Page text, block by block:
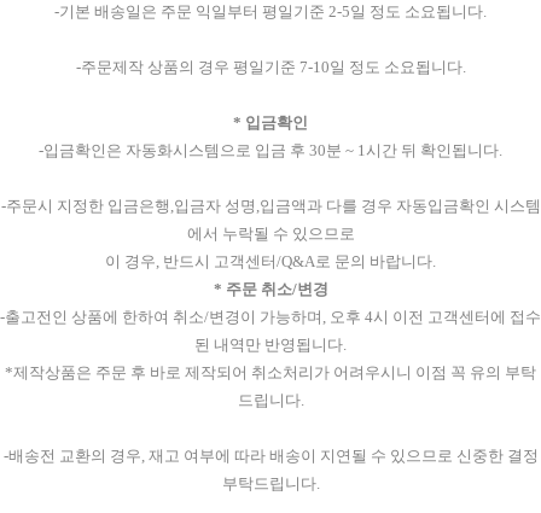
-기본 배송일은 주문 익일부터 평일기준 2-5일 정도 소요됩니다.
-주문제작 상품의 경우 평일기준 7-10일 정도 소요됩니다.
* 입금확인
-입금확인은 자동화시스템으로 입금 후 30분 ~ 1시간 뒤 확인됩니다.
-주문시 지정한 입금은행,입금자 성명,입금액과 다를 경우 자동입금확인 시스템
에서 누락될 수 있으므로
이 경우, 반드시 고객센터/Q&A로 문의 바랍니다.
* 주문 취소/변경
-출고전인 상품에 한하여 취소/변경이 가능하며, 오후 4시 이전 고객센터에 접수
된 내역만 반영됩니다.
*제작상품은 주문 후 바로 제작되어 취소처리가 어려우시니 이점 꼭 유의 부탁
드립니다.
-배송전 교환의 경우, 재고 여부에 따라 배송이 지연될 수 있으므로 신중한 결정
부탁드립니다.